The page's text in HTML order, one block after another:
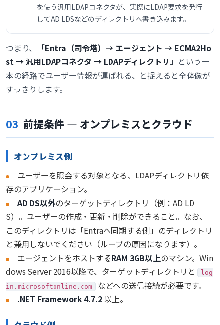
を使う汎用LDAPコネクタが、実際にLDAP要求を発行
してAD LDSなどのディレクトリへ書き込みます。
つまり、
「Entra（司令塔）→ エージェント → ECMA2Ho
st → 汎用LDAPコネクタ → LDAPディレクトリ」 という一
本の経路でユーザー情報が運ばれる、と捉えると全体像が
すっきりします。
03 前提条件 ― オンプレミスとクラウド
オンプレミス側
ユーザーを照会する対象となる、LDAPディレクトリ依
存のアプリケーション。
AD DS以外のターゲットディレクトリ（例：AD LD
S）。ユーザーの作成・更新・削除ができること。なお、
このディレクトリは「Entraへ同期する側」のディレクトリ
と兼用しないでください（ループの原因になります）。
エージェントをホストするRAM 3GB以上のマシン。Win
dows Server 2016以降で、ターゲットディレクトリと
log
in.microsoftonline.com
などへの送信接続が必要です。
.NET Framework 4.7.2 以上。